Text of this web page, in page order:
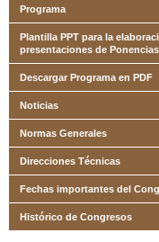
Programa
Plantilla PPT para la
presentaciones de Ponencias
Descargar Programa en PDF
Noticias
Normas Generales
Direcciones Técnicas
Fechas importantes del
Histórico de Congresos